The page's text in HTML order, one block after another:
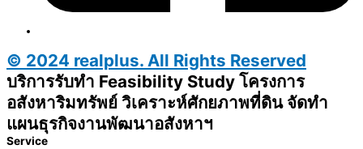
© 2024 realplus. All Rights Reserved
บริการรับทำ Feasibility Study โครงการ
อสังหาริมทรัพย์ วิเคราะห์ศักยภาพที่ดิน จัดทำ
แผนธุรกิจงานพัฒนาอสังหาฯ
Service